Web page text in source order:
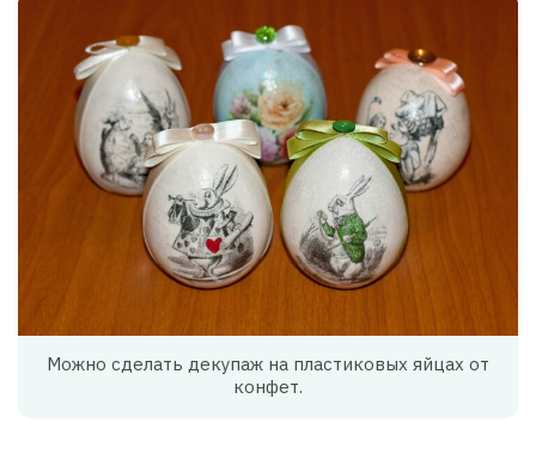
Можно сделать декупаж на пластиковых яйцах от
конфет.